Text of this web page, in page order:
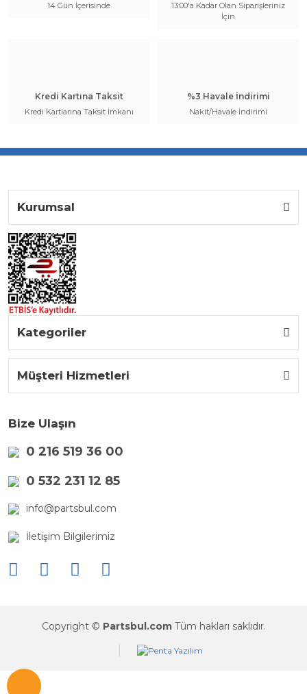
14 Gün İçerisinde
13:00'a Kadar Olan Siparişleriniz
İçin
Kredi Kartına Taksit
Kredi Kartlarına Taksit İmkanı
%3 Havale İndirimi
Nakit/Havale İndirimi
Kurumsal
Kategoriler
Müşteri Hizmetleri
Bize Ulaşın
0 216 519 36 00
0 532 231 12 85
info@partsbul.com
İletişim Bilgilerimiz
Copyright © Partsbul.com Tüm hakları saklıdır.